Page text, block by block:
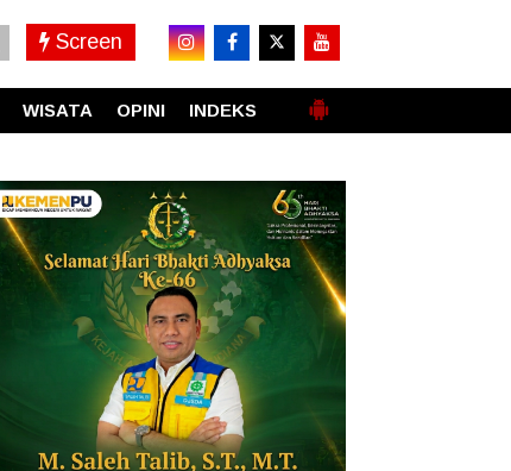
Screen
WISATA OPINI INDEKS